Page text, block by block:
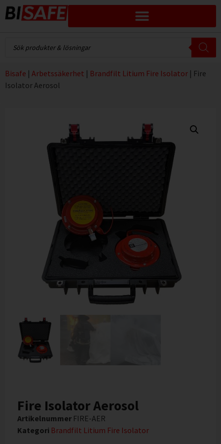
Bisafe | Arbetssäkerhet | Brandfilt Litium Fire Isolator | Fire
Isolator Aerosol
Fire Isolator Aerosol
Artikelnummer FIRE-AER
Kategori Brandfilt Litium Fire Isolator